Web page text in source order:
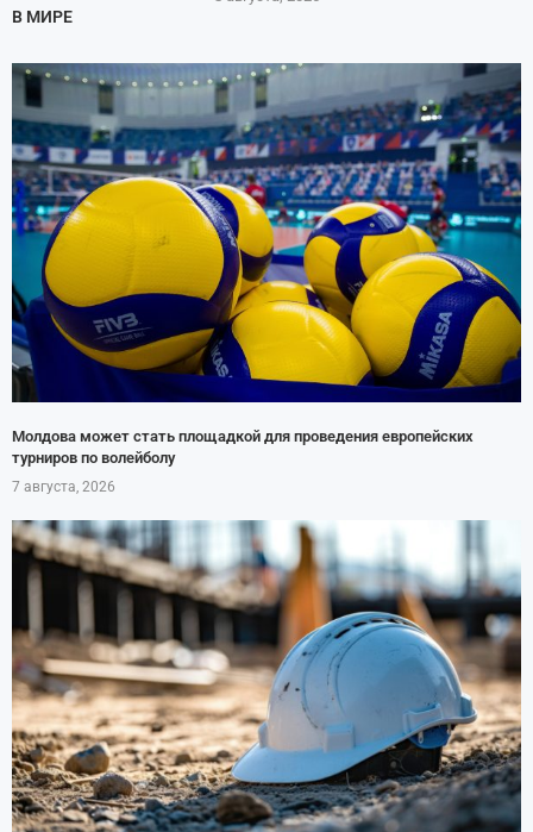
В МИРЕ
Молдова может стать площадкой для проведения европейских
турниров по волейболу
7 августа, 2026